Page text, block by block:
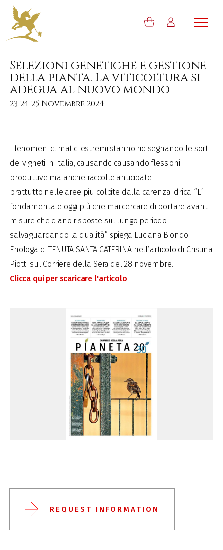
Selezioni genetiche e gestione
della pianta. La viticoltura si
adegua al nuovo mondo
23-24-25 Novembre 2024
I fenomeni climatici estremi stanno ridisegnando le sorti
dei vigneti in Italia, causando causando flessioni
produttive ma anche raccolte anticipate
prattutto nelle aree piu colpite dalla carenza idrica. “E’
fondamentale oggi più che mai cercare di portare avanti
misure che diano risposte sul lungo periodo
salvaguardando la qualità” spiega Luciana Biondo
Enologa di TENUTA SANTA CATERINA nell’articolo di Cristina
Piotti sul Corriere della Sera del 28 novembre.
Clicca qui per scaricare l'articolo
REQUEST INFORMATION